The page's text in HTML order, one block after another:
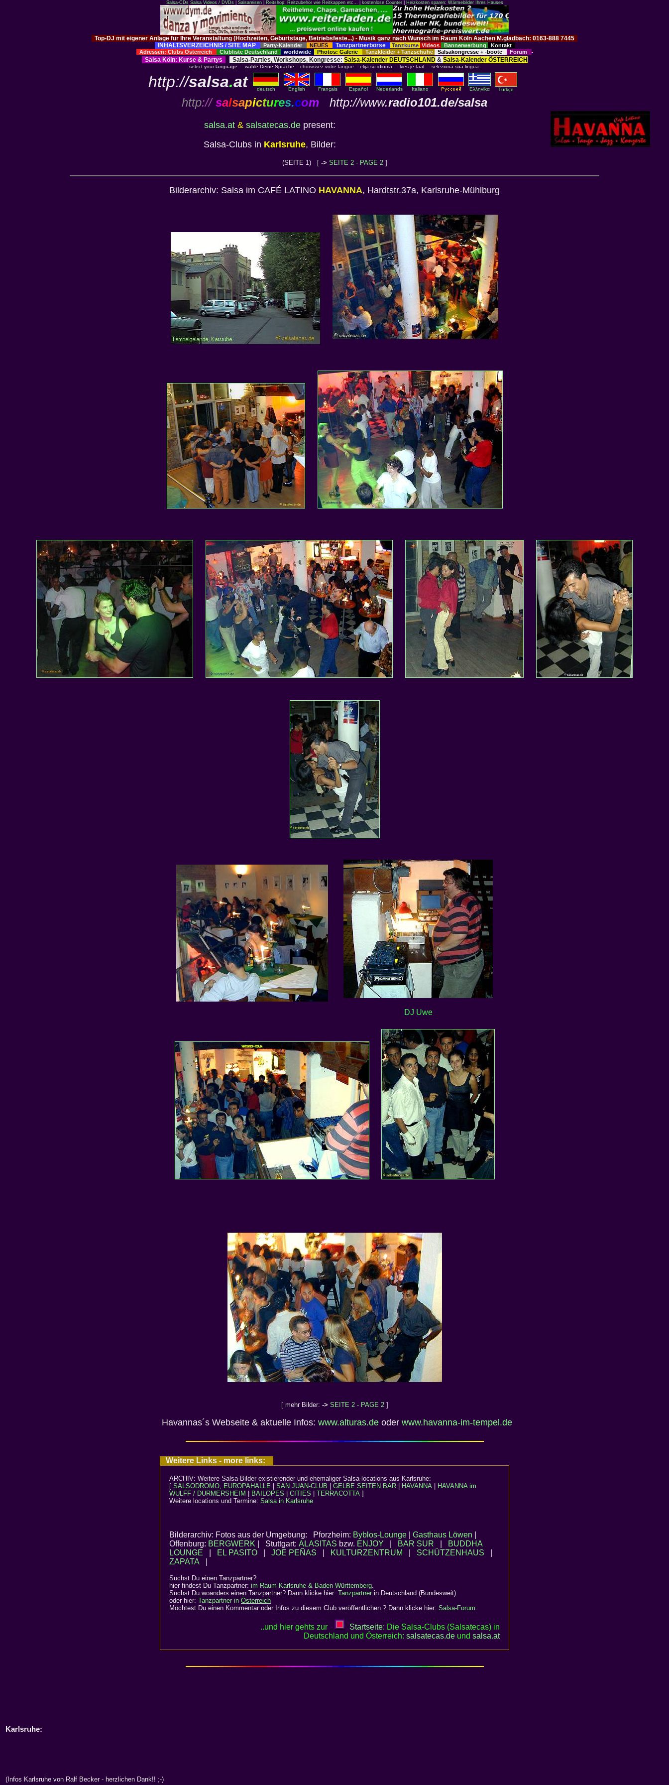
Salsa-CDs Salsa Videos / DVDs| Salsareisen| Reitshop: Reitzubehör wie Reitkappen etc... kostenlose Counter| Heizkosten sparen: Wärmebilder Ihres Hauses
Top-DJ mit eigener Anlage für Ihre Veranstaltung (Hochzeiten, Geburtstage, Betriebsfeste...) - Musik ganz nach Wunsch im Raum Köln Aachen M.gladbach: 0163-888 7445
INHALTSVERZEICHNIS / SITE MAP
Party-Kalender NEUES Tanzpartnerbörse Tanzkurse Videos Bannerwerbung
Kontakt
Adressen: Clubs Österreich
Clubliste Deutschland worldwide Photos: Galerie Tanzkleider + Tanzschuhe Salsakongresse + -boote Forum
Salsa Köln: Kurse& Partys Salsa-Parties, Workshops, Kongresse: Salsa-Kalender DEUTSCHLAND& Salsa-Kalender ÖSTERREICH
select your language: - wähle Deine Sprache - choisissez votre langue - elija su idioma: - kies je taal: - seleziona sua lingua:
http://salsa.at deutsch English Français Español Nederlands Italiano Eλληvikα Türkçe
http:// salsapictures.com http://www.radio101.de/salsa
salsa.at & salsatecas.de present:
Salsa-Clubs in Karlsruhe, Bilder:
(SEITE 1) [ -> SEITE 2 - PAGE 2]
Bilderarchiv: Salsa im CAFÉ LATINO HAVANNA, Hardtstr.37a, Karlsruhe-Mühlburg
DJ Uwe
[ mehr Bilder: -> SEITE 2 - PAGE 2]
Havannas´s Webseite & aktuelle Infos: www.alturas.de oder www.havanna-im-tempel.de
Weitere Links - more links:
ARCHIV: Weitere Salsa-Bilder existierender und ehemaliger Salsa-locations aus Karlsruhe:
[ SALSODROMO, EUROPAHALLE SAN JUAN-CLUB GELBE SEITEN BAR HAVANNA
HAVANNA im
WULFF / DURMERSHEIM
BAILOPES CITIES TERRACOTTA ]
Weitere locations und Termine: Salsa in Karlsruhe
Bilderarchiv: Fotos aus der Umgebung: Pforzheim: Byblos-Lounge Gasthaus Löwen
Offenburg: BERGWERK | Stuttgart: ALASITAS bzw. ENJOY BAR SUR
BUDDHA
LOUNGE
EL PASITO JOE PEÑAS KULTURZENTRUM SCHÜTZENHAUS
ZAPATA
Suchst Du einen Tanzpartner?
hier findest Du Tanzpartner: im Raum Karlsruhe & Baden-Württemberg.
Suchst Du woanders einen Tanzpartner? Dann klicke hier: Tanzpartnerin Deutschland (Bundesweit)
oder hier: Tanzpartner in Österreich
Möchtest Du einen Kommentar oder Infos zu diesem Club veröffentlichen ? Dann klicke hier: Salsa-Forum.
..und hier gehts zur Startseite: Die Salsa-Clubs (Salsatecas) in
Deutschland und Österreich: salsatecas.de und salsa.at
Karlsruhe:
(Infos Karlsruhe von Ralf Becker - herzlichen Dank!! ;-)